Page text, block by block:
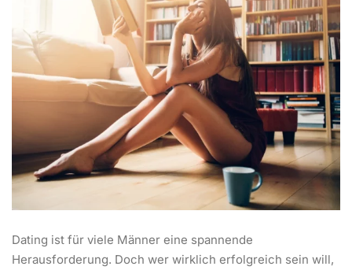
Dating ist für viele Männer eine spannende
Herausforderung. Doch wer wirklich erfolgreich sein will,